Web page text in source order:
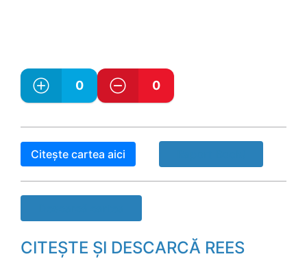
0 0
Citește cartea aici
CITEȘTE ȘI DESCARCĂ REES